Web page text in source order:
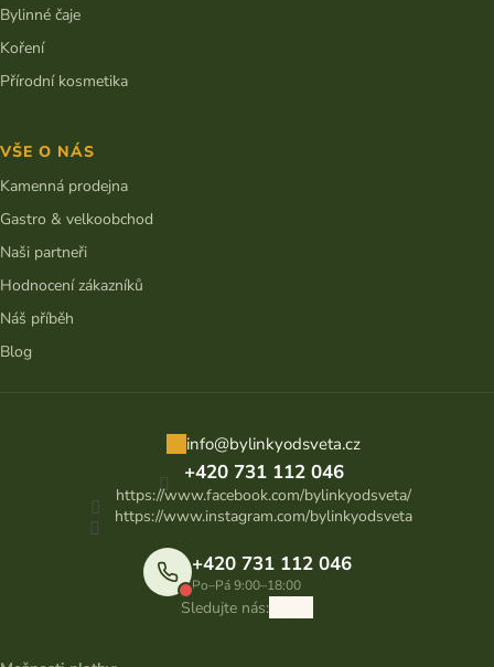
info@bylinkyodsveta.cz
+420 731 112 046
https://www.facebook.com/bylinkyodsveta/
https://www.instagram.com/bylinkyodsveta
+420 731 112 046
Po–Pá 9:00–18:00
Sledujte nás:
Bylinné čaje
Koření
Přírodní kosmetika
VŠE O NÁS
Kamenná prodejna
Gastro & velkoobchod
Naši partneři
Hodnocení zákazníků
Náš příběh
Blog